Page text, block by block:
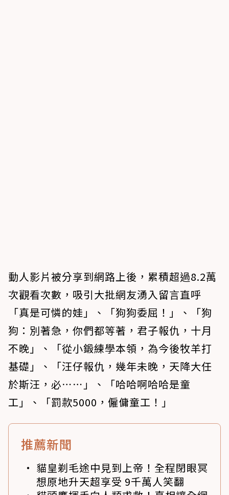
動人影片被分享到網路上後，累積超過8.2萬
次觀看次數，吸引大批網友湧入留言直呼
「真是可憐的娃」、「狗狗委屈！」、「狗
狗：別著急，你們都等著，君子報仇，十月
不晚」、「從小鍛練學本領，為今後牧羊打
基礎」、「汪仔報仇，幾年未晚，天降大任
於斯汪，必⋯⋯」、「哈哈啊哈哈是童
工」、「罰款5000，僱傭童工！」
推薦新聞
貓皇剃毛途中見到上帝！全程閉眼冥
想原地升天超享受 9千萬人笑翻